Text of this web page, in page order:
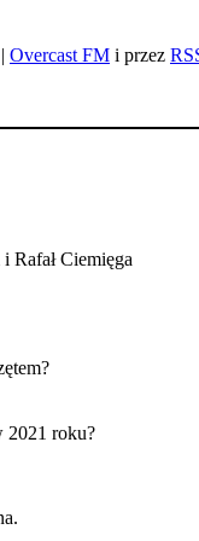
| Overcast FM i przez
Rafał Ciemięga
2021 roku?